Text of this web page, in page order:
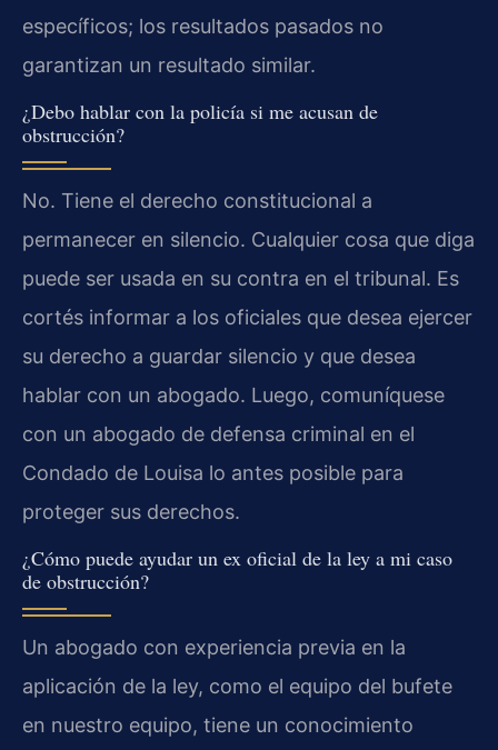
específicos; los resultados pasados no
garantizan un resultado similar.
¿Debo hablar con la policía si me acusan de
obstrucción?
No. Tiene el derecho constitucional a
permanecer en silencio. Cualquier cosa que diga
puede ser usada en su contra en el tribunal. Es
cortés informar a los oficiales que desea ejercer
su derecho a guardar silencio y que desea
hablar con un abogado. Luego, comuníquese
con un abogado de defensa criminal en el
Condado de Louisa lo antes posible para
proteger sus derechos.
¿Cómo puede ayudar un ex oficial de la ley a mi caso
de obstrucción?
Un abogado con experiencia previa en la
aplicación de la ley, como el equipo del bufete
en nuestro equipo, tiene un conocimiento